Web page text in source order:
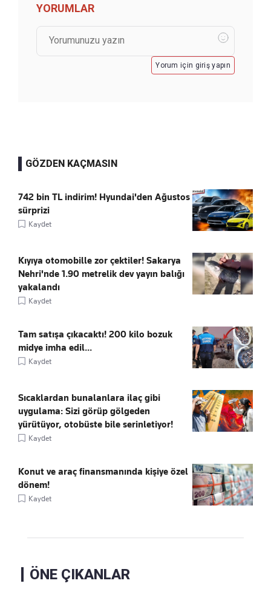
YORUMLAR
Yorum için giriş yapın
GÖZDEN KAÇMASIN
742 bin TL indirim! Hyundai'den Ağustos
sürprizi
Kaydet
Kıyıya otomobille zor çektiler! Sakarya
Nehri'nde 1.90 metrelik dev yayın balığı
yakalandı
Kaydet
Tam satışa çıkacaktı! 200 kilo bozuk
midye imha edil...
Kaydet
Sıcaklardan bunalanlara ilaç gibi
uygulama: Sizi görüp gölgeden
yürütüyor, otobüste bile serinletiyor!
Kaydet
Konut ve araç finansmanında kişiye özel
dönem!
Kaydet
ÖNE ÇIKANLAR